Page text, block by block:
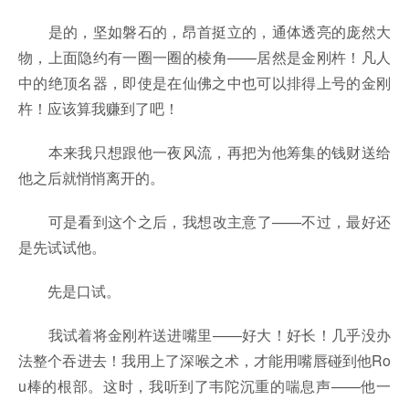
是的，坚如磐石的，昂首挺立的，通体透亮的庞然大
物，上面隐约有一圈一圈的棱角——居然是金刚杵！凡人
中的绝顶名器，即使是在仙佛之中也可以排得上号的金刚
杵！应该算我赚到了吧！
本来我只想跟他一夜风流，再把为他筹集的钱财送给
他之后就悄悄离开的。
可是看到这个之后，我想改主意了——不过，最好还
是先试试他。
先是口试。
我试着将金刚杵送进嘴里——好大！好长！几乎没办
法整个吞进去！我用上了深喉之术，才能用嘴唇碰到他Ro
u棒的根部。这时，我听到了韦陀沉重的喘息声——他一